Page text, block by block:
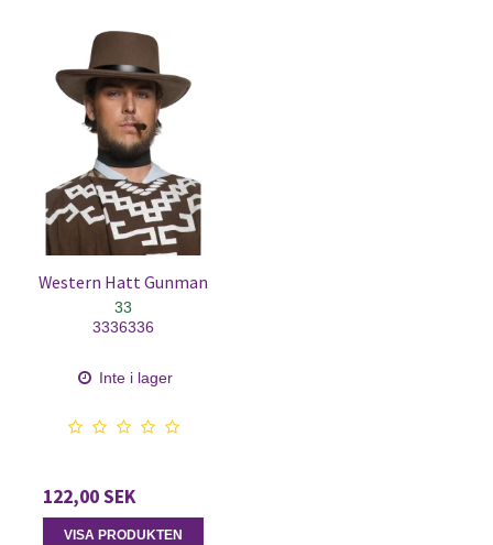
Western Hatt Gunman
33
3336336
Inte i lager
122,00 SEK
VISA PRODUKTEN